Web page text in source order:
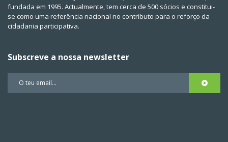
fundada em 1995. Actualmente, tem cerca de 500 sócios e constitui-
se como uma referência nacional no contributo para o reforço da
cidadania participativa.
Subscreve a nossa newsletter